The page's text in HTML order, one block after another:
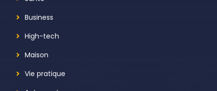
Business
High-tech
Maison
Vie pratique